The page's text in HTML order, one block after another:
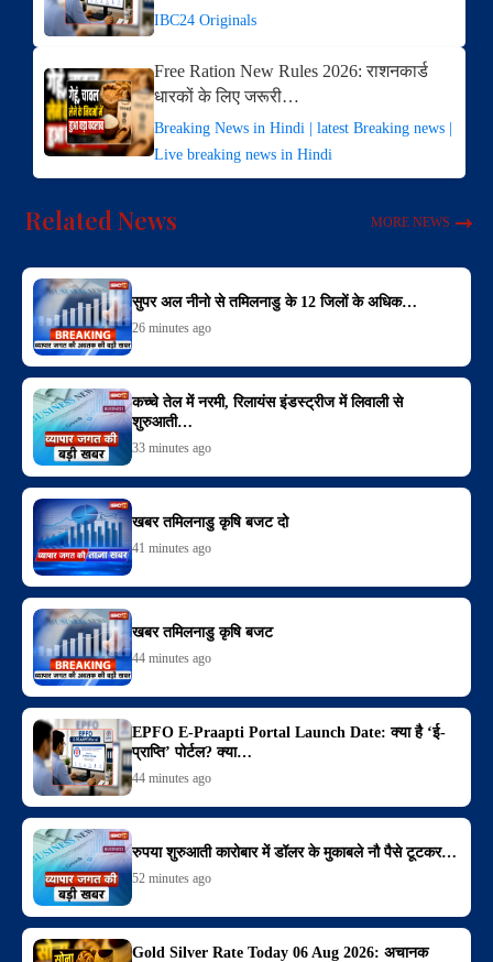
IBC24 Originals
Free Ration New Rules 2026: राशनकार्ड
धारकों के लिए जरूरी…
Breaking News in Hindi | latest Breaking news |
Live breaking news in Hindi
Related News MORE NEWS
सुपर अल नीनो से तमिलनाडु के 12 जिलों के अधिक…
26 minutes ago
कच्चे तेल में नरमी, रिलायंस इंडस्ट्रीज में लिवाली से
शुरुआती…
33 minutes ago
खबर तमिलनाडु कृषि बजट दो
41 minutes ago
खबर तमिलनाडु कृषि बजट
44 minutes ago
EPFO E-Praapti Portal Launch Date: क्या है ‘ई-
प्राप्ति’ पोर्टल? क्या…
44 minutes ago
रुपया शुरुआती कारोबार में डॉलर के मुकाबले नौ पैसे टूटकर…
52 minutes ago
Gold Silver Rate Today 06 Aug 2026: अचानक